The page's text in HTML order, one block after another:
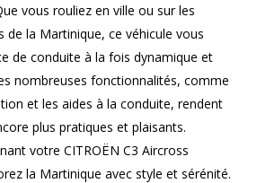
vous rouliez en ville ou sur les
de la Martinique, ce véhicule vous
de conduite à la fois dynamique et
nombreuses fonctionnalités, comme
et les aides à la conduite, rendent
plus pratiques et plaisants.
votre CITROËN C3 Aircross
la Martinique avec style et sérénité.